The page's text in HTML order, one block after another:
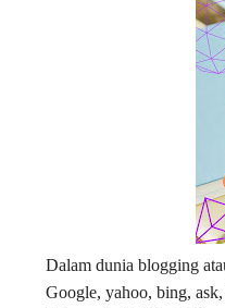
Dalam dunia blogging
Google, yahoo, bing,